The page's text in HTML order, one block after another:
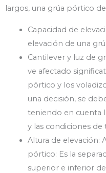
largos, una grúa pórtico
Capacidad de
elevación de una
Cantilever y luz de
ve afectado
pórtico y los
una decisión, se
teniendo en cuenta
y las condiciones de
Altura de elevación:
pórtico: Es la
superior e inferior